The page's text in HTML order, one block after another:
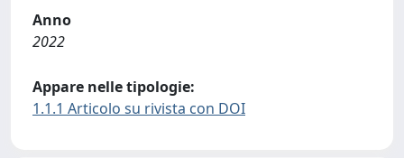
Anno
2022
Appare nelle tipologie:
1.1.1 Articolo su rivista con DOI